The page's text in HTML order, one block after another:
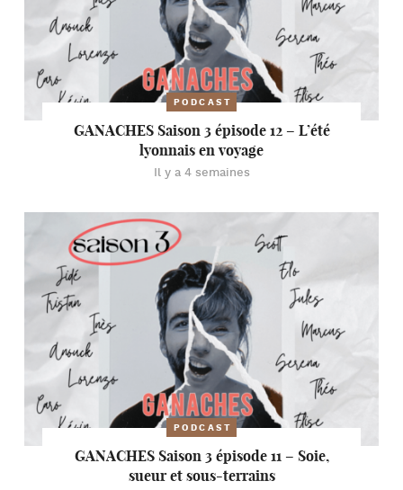
PODCAST
GANACHES Saison 3 épisode 12 – L’été
lyonnais en voyage
Il y a 4 semaines
PODCAST
GANACHES Saison 3 épisode 11 – Soie,
sueur et sous-terrains